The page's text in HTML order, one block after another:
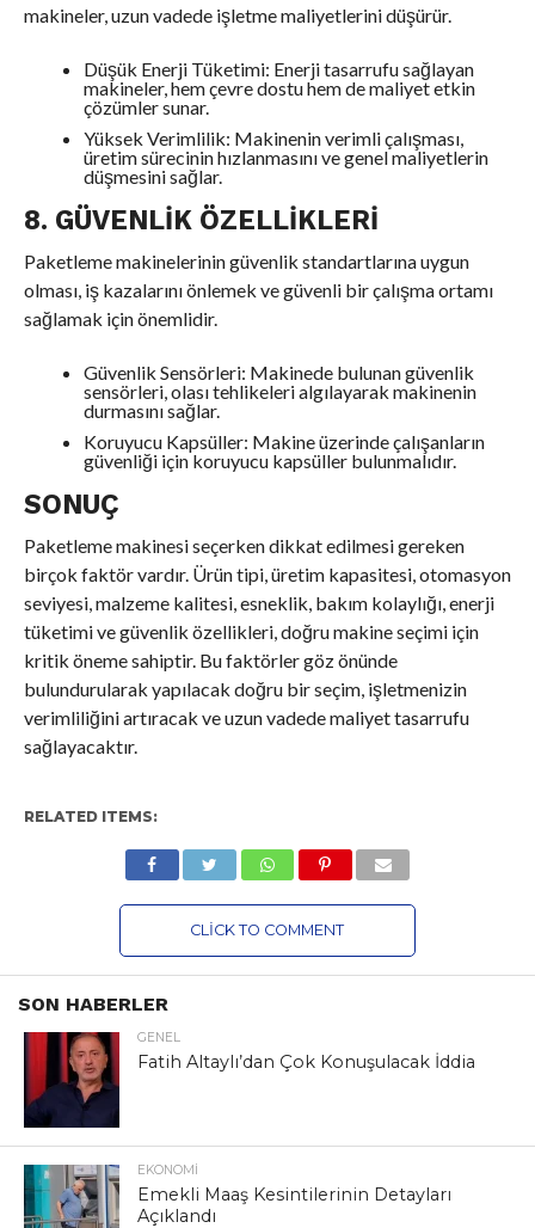
makineler, uzun vadede işletme maliyetlerini düşürür.
Düşük Enerji Tüketimi: Enerji tasarrufu sağlayan
makineler, hem çevre dostu hem de maliyet etkin
çözümler sunar.
Yüksek Verimlilik: Makinenin verimli çalışması,
üretim sürecinin hızlanmasını ve genel maliyetlerin
düşmesini sağlar.
8. GÜVENLIK ÖZELLIKLERI
Paketleme makinelerinin güvenlik standartlarına uygun
olması, iş kazalarını önlemek ve güvenli bir çalışma ortamı
sağlamak için önemlidir.
Güvenlik Sensörleri: Makinede bulunan güvenlik
sensörleri, olası tehlikeleri algılayarak makinenin
durmasını sağlar.
Koruyucu Kapsüller: Makine üzerinde çalışanların
güvenliği için koruyucu kapsüller bulunmalıdır.
SONUÇ
Paketleme makinesi seçerken dikkat edilmesi gereken
birçok faktör vardır. Ürün tipi, üretim kapasitesi, otomasyon
seviyesi, malzeme kalitesi, esneklik, bakım kolaylığı, enerji
tüketimi ve güvenlik özellikleri, doğru makine seçimi için
kritik öneme sahiptir. Bu faktörler göz önünde
bulundurularak yapılacak doğru bir seçim, işletmenizin
verimliliğini artıracak ve uzun vadede maliyet tasarrufu
sağlayacaktır.
RELATED ITEMS:
CLICK TO COMMENT
SON HABERLER
GENEL
Fatih Altaylı’dan Çok Konuşulacak İddia
EKONOMI
Emekli Maaş Kesintilerinin Detayları
Açıklandı